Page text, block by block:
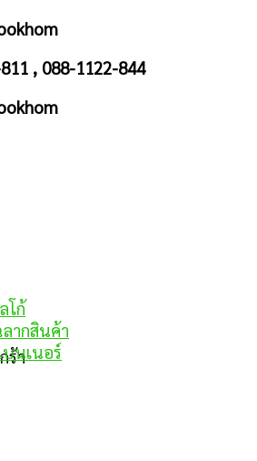
, 088-1122-844
ร้า
โก้
ากสินค้า
นเนอร์